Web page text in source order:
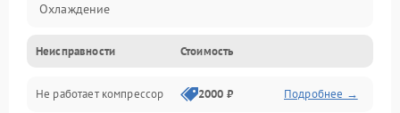
Охлаждение
Механика
Электропитание
Неисправности Стоимость
Не работает компрессор 2000 ₽ Подробнее →